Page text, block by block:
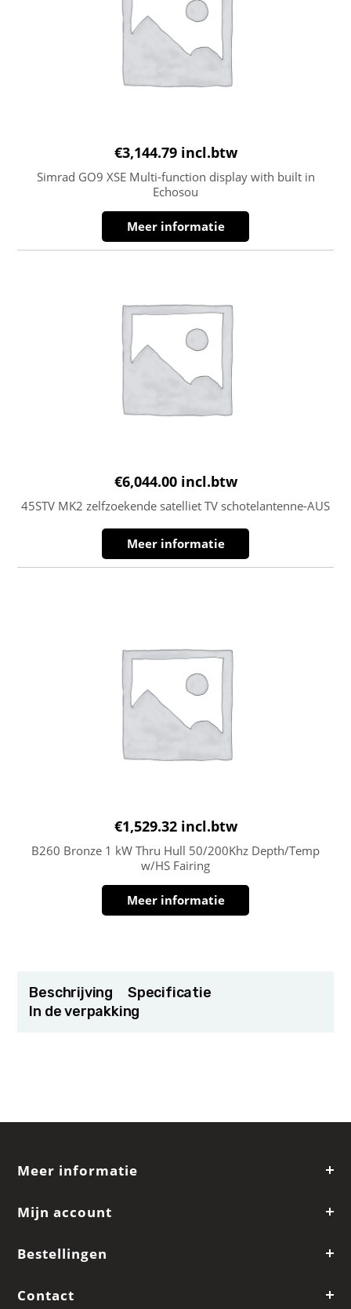
€3,144.79 incl.btw
Simrad GO9 XSE Multi-function display with built in
Echosou
Meer informatie
€6,044.00 incl.btw
45STV MK2 zelfzoekende satelliet TV schotelantenne-AUS
Meer informatie
€1,529.32 incl.btw
B260 Bronze 1 kW Thru Hull 50/200Khz Depth/Temp
w/HS Fairing
Meer informatie
Beschrijving
Specificatie
In de verpakking
Meer informatie
Mijn account
Bestellingen
Contact